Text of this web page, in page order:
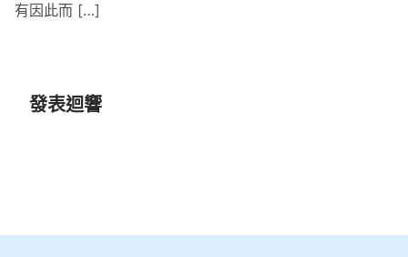
有因此而 […]
發表迴響